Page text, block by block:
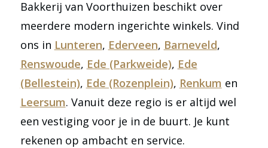
Bakkerij van Voorthuizen beschikt over
meerdere modern ingerichte winkels. Vind
ons in Lunteren, Ederveen, Barneveld,
Renswoude, Ede (Parkweide), Ede
(Bellestein), Ede (Rozenplein), Renkum en
Leersum. Vanuit deze regio is er altijd wel
een vestiging voor je in de buurt. Je kunt
rekenen op ambacht en service.